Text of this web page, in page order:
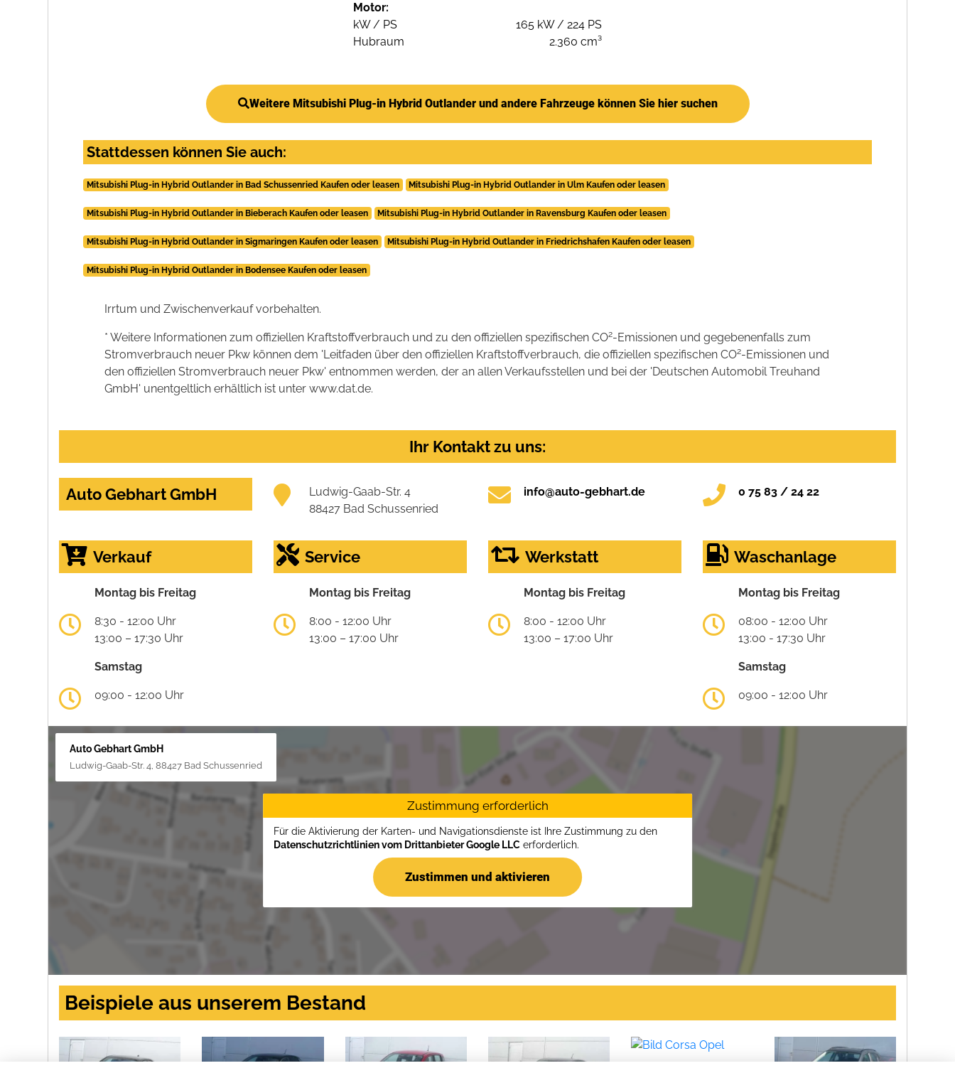
Motor:
kW / PS
165 kW / 224 PS
Hubraum
2.360 cm³
Weitere Mitsubishi Plug-in Hybrid Outlander und andere Fahrzeuge können Sie hier suchen
Stattdessen können Sie auch:
Mitsubishi Plug-in Hybrid Outlander in Bad Schussenried Kaufen oder leasen Mitsubishi Plug-in Hybrid Outlander in Ulm Kaufen oder leasen
Mitsubishi Plug-in Hybrid Outlander in Bieberach Kaufen oder leasen Mitsubishi Plug-in Hybrid Outlander in Ravensburg Kaufen oder leasen
Mitsubishi Plug-in Hybrid Outlander in Sigmaringen Kaufen oder leasen Mitsubishi Plug-in Hybrid Outlander in Friedrichshafen Kaufen oder leasen
Mitsubishi Plug-in Hybrid Outlander in Bodensee Kaufen oder leasen
Irrtum und Zwischenverkauf vorbehalten.
* Weitere Informationen zum offiziellen Kraftstoffverbrauch und zu den offiziellen spezifischen CO2-Emissionen und gegebenenfalls zum
Stromverbrauch neuer Pkw können dem 'Leitfaden über den offiziellen Kraftstoffverbrauch, die offiziellen spezifischen CO2-Emissionen und
den offiziellen Stromverbrauch neuer Pkw' entnommen werden, der an allen Verkaufsstellen und bei der 'Deutschen Automobil Treuhand
GmbH' unentgeltlich erhältlich ist unter www.dat.de.
Ihr Kontakt zu uns:
Auto Gebhart GmbH
Ludwig-Gaab-Str. 4
88427 Bad Schussenried
info@auto-gebhart.de 0 75 83 / 24 22
Verkauf
Montag bis Freitag
8:30 - 12:00 Uhr
13:00 – 17:30 Uhr
Samstag
09:00 - 12:00 Uhr
Service
Montag bis Freitag
8:00 - 12:00 Uhr
13:00 – 17:00 Uhr
Werkstatt
Montag bis Freitag
8:00 - 12:00 Uhr
13:00 – 17:00 Uhr
Waschanlage
Montag bis Freitag
08:00 - 12:00 Uhr
13:00 - 17:30 Uhr
Samstag
09:00 - 12:00 Uhr
Auto Gebhart GmbH
Ludwig-Gaab-Str. 4, 88427 Bad Schussenried
Zustimmung erforderlich
Für die Aktivierung der Karten- und Navigationsdienste ist Ihre Zustimmung zu den
Datenschutzrichtlinien vom Drittanbieter Google LLC erforderlich.
Zustimmen und aktivieren
Beispiele aus unserem Bestand